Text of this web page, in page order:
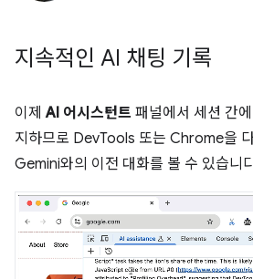
지속적인 AI 채팅 기록
이제AI 어시스턴트 패널에서 세션 간
지하므로 DevTools 또는 Chrome을
Gemini와의 이전 대화를 볼 수 있습니